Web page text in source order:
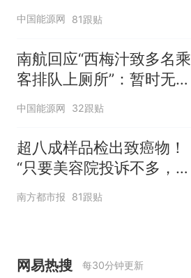
中国能源网 81跟贴
南航回应“西梅汁致多名乘
客排队上厕所”：暂时无法
核查是否发放西梅汁
中国能源网 32跟贴
超八成样品检出致癌物！
“只要美容院投诉不多，店
家就不会更换产品”
南方都市报 81跟贴
网易热搜 每30分钟更新